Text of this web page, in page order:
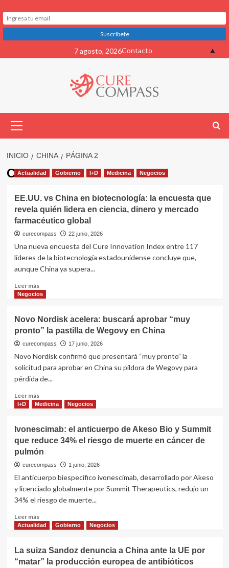
al
7 agosto, 2026Contacto
primario
INICIO CHINA PÁGINA 2
China
Actualidad Gobierno I+D Medicina Negocios
EE.UU. vs China en biotecnología: la encuesta que
revela quién lidera en ciencia, dinero y mercado
farmacéutico global
curecompass 22 junio, 2026
Una nueva encuesta del Cure Innovation Index entre 117
líderes de la biotecnología estadounidense concluye que,
aunque China ya supera...
Leer másLeer
más
vs
China
en
biotecnología:
encuesta
que
quién
lidera
ciencia,
dinero
y
farmacéutico
global
Negocios
Novo Nordisk acelera: buscará aprobar “muy
pronto” la pastilla de Wegovy en China
curecompass 17 junio, 2026
Novo Nordisk confirmó que presentará “muy pronto” la
solicitud para aprobar en China su píldora de Wegovy para
pérdida de...
Leer másLeer
más
Nordisk
acelera:
buscará
aprobar
pronto”
la
pastilla
Wegovy
en
I+D Medicina Negocios
Ivonescimab: el anticuerpo de Akeso Bio y Summit
que reduce 34% el riesgo de muerte en cáncer de
pulmón
curecompass 1 junio, 2026
El anticuerpo biespecífico ivonescimab, desarrollado por Akeso
y licenciado globalmente por Summit Therapeutics, redujo un
34% el riesgo de muerte...
Leer másLeer
más
el
anticuerpo
Actualidad Gobierno Negocios
La suiza Sandoz denuncia a China ante la UE por
“matar” la producción europea de antibióticos
▲